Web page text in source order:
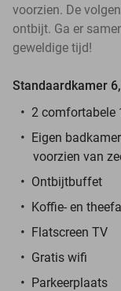
voorzien. De
ontbijt. Ga er
geweldige tijd!
Standaardkamer
2 comfortabele
Eigen
voorzien van
Ontbijtbuffet
Koffie- en
Flatscreen TV
Gratis wifi
Parkeerplaats